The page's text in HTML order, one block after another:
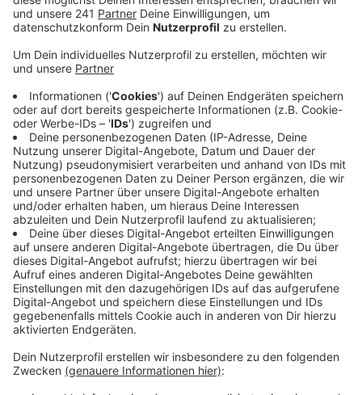
Veröffentlicht:Donnerstag, 05.08.2021 15:43
Anzeige
Im Einsatz waren 35 Beamte, kontrolliert wurde an der
Maximilian-Kolbe-Brücke in Dransdorf, der Josefshöhe
in Graurheindorf beziehungsweise Auerberg und der
Bleibtreustraße in Bornheim. Bei dreizehn Fahrern
reagierten die sogenannten Drogen-Schnelltests
positiv, also mussten sie Blut abgeben, um die Tests
zu verifizieren. Gegen 11 Uhr 30 versuchte ein
Rollerfahrer, der Kontrolle zu entkommen. Dies gelang
aber nicht, und die Beamten stellten fest, dass der
Roller eigentlich außer Betrieb war und der 30-Jährige
gar keinen Führerschein hatte. Ein Drogentest bei dem
Mann schlug außerdem auf THC an. Außerdem
erwischten die Polizisten noch zwei Fahrer ohne
Führerschein, außerdem noch einige Handynutzer am